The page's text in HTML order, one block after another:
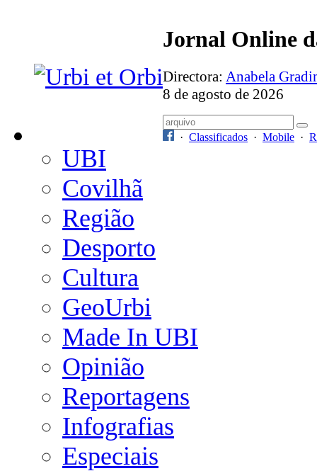
Jornal Online
Directora: Anabela
8 de agosto de 2026
· Classificados · Mobile ·
UBI
Covilhã
Região
Desporto
Cultura
GeoUrbi
Made In UBI
Opinião
Reportagens
Infografias
Especiais